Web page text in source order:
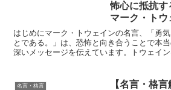
怖心に抵抗
マーク・トウ
得られる教訓
はじめにマーク・トウェインの名言、「勇
とである。」は、恐怖と向き合うことで本
深いメッセージを伝えています。トウェイン
名言・格言
【名言・格